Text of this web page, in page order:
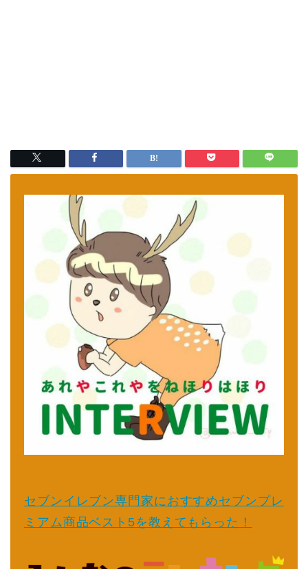
セブンイレブン専門家におすすめセブンプレ
ミアム商品ベスト5を教えてもらった！